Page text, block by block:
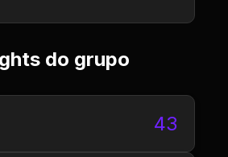
do grupo
43